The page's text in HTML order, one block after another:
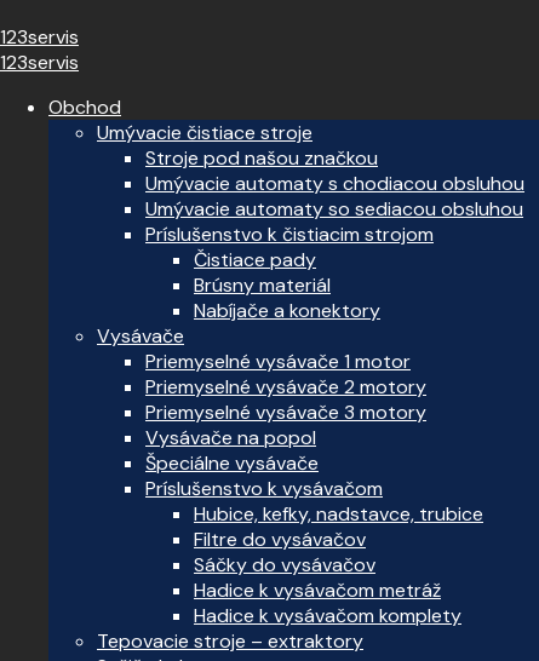
123servis
123servis
Obchod
Umývacie čistiace stroje
Stroje pod našou značkou
Umývacie automaty s chodiacou obsluhou
Umývacie automaty so sediacou obsluhou
Príslušenstvo k čistiacim strojom
Čistiace pady
Brúsny materiál
Nabíjače a konektory
Vysávače
Priemyselné vysávače 1 motor
Priemyselné vysávače 2 motory
Priemyselné vysávače 3 motory
Vysávače na popol
Špeciálne vysávače
Príslušenstvo k vysávačom
Hubice, kefky, nadstavce, trubice
Filtre do vysávačov
Sáčky do vysávačov
Hadice k vysávačom metráž
Hadice k vysávačom komplety
Tepovacie stroje – extraktory